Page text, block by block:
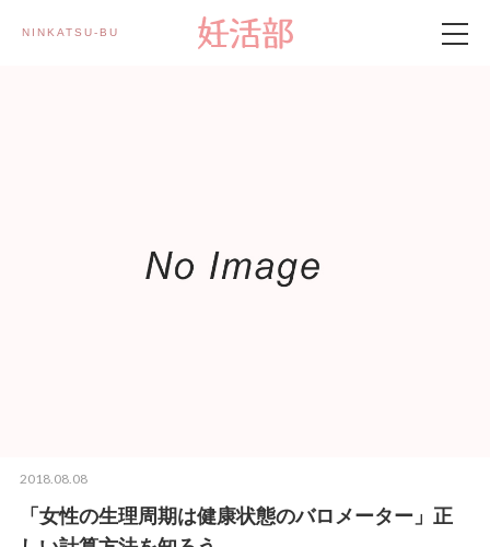
NINKATSU-BU 妊活部
2018.08.08
「女性の生理周期は健康状態のバロメーター」正